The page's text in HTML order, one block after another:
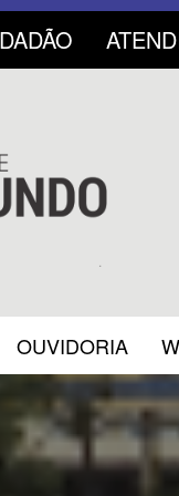
OUVIDORIA